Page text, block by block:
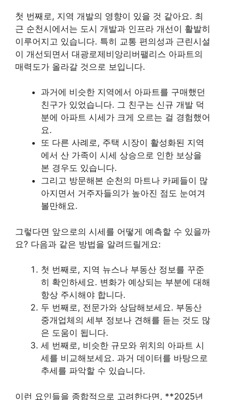
첫 번째로, 지역 개발의 영향이 있을 것 같아요. 최
근 순천시에서는 도시 개발과 인프라 개선이 활발히
이루어지고 있습니다. 특히 교통 편의성과 근린시설
이 개선되면서 대광로제비앙리버팰리스 아파트의
매력도가 올라갈 것으로 보입니다.
과거에 비슷한 지역에서 아파트를 구매했던
친구가 있었습니다. 그 친구는 신규 개발 덕
분에 아파트 시세가 크게 오르는 걸 경험했어
요.
또 다른 사례로, 주택 시장이 활성화된 지역
에서 산 가족이 시세 상승으로 인한 보상을
본 경우도 있습니다.
그리고 방문해본 순천의 마트나 카페들이 많
아지면서 거주자들의가 높아진 점도 눈여겨
볼만해요.
그렇다면 앞으로의 시세를 어떻게 예측할 수 있을까
요? 다음과 같은 방법을 알려드릴게요:
첫 번째로, 지역 뉴스나 부동산 정보를 꾸준
히 확인하세요. 변화가 예상되는 부분에 대해
항상 주시해야 합니다.
두 번째로, 전문가와 상담해보세요. 부동산
중개업체의 세부 정보나 견해를 듣는 것도 많
은 도움이 됩니다.
세 번째로, 비슷한 규모와 위치의 아파트 시
세를 비교해보세요. 과거 데이터를 바탕으로
추세를 파악할 수 있습니다.
이런 요인들을 종합적으로 고려한다면, **2025년